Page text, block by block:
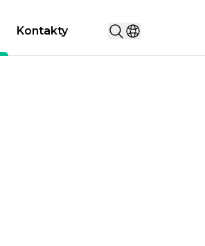
Kontakty Hľadať...
Vyberte